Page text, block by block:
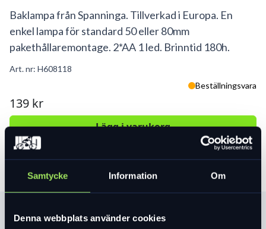
Samtycke Information Om
Denna webbplats använder cookies
Baklampa från Spanninga. Tillverkad i Europa. En
enkel lampa för standard 50 eller 80mm
pakethållaremontage. 2*AA 1 led. Brinntid 180h.
Art. nr: H608118
Beställningsvara
139 kr
Lägg i varukorg
Produktinformation